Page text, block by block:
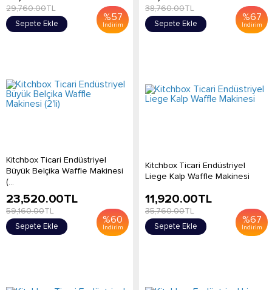
%57
İndirim
29,760.00TL
Sepete Ekle
%67
İndirim
38,760.00TL
Sepete Ekle
Kitchbox Ticari Endüstriyel
Büyük Belçika Waffle Makinesi
(...
%60
İndirim
23,520.00TL
59,160.00TL
Sepete Ekle
Kitchbox Ticari Endüstriyel
Liege Kalp Waffle Makinesi
%67
İndirim
11,920.00TL
35,760.00TL
Sepete Ekle